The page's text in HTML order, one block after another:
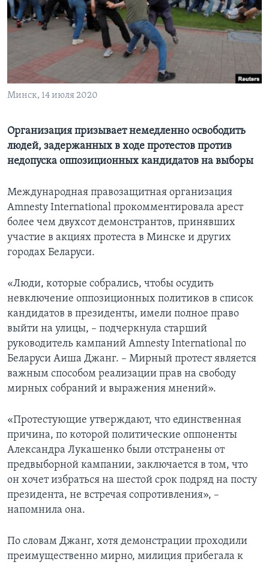
Learning English
СОЦИАЛЬНЫЕ СЕТИ
Минск, 14 июля 2020
Организация призывает немедленно освободить
людей, задержанных в ходе протестов против
недопуска оппозиционных кандидатов на выборы
Международная правозащитная организация
Amnesty International прокомментировала арест
более чем двухсот демонстрантов, принявших
участие в акциях протеста в Минске и других
городах Беларуси.
«Люди, которые собрались, чтобы осудить
невключение оппозиционных политиков в список
кандидатов в президенты, имели полное право
выйти на улицы, – подчеркнула старший
руководитель кампаний Amnesty International по
Беларуси Аиша Джанг. – Мирный протест является
важным способом реализации прав на свободу
мирных собраний и выражения мнений».
«Протестующие утверждают, что единственная
причина, по которой политические оппоненты
Александра Лукашенко были отстранены от
предвыборной кампании, заключается в том, что
он хочет избраться на шестой срок подряд на посту
президента, не встречая сопротивления», –
напомнила она.
По словам Джанг, хотя демонстрации проходили
преимущественно мирно, милиция прибегала к